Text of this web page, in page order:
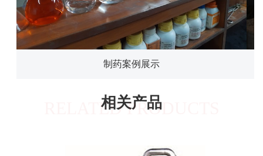
制药案例展示
相关产品
RELATED PRODUCTS